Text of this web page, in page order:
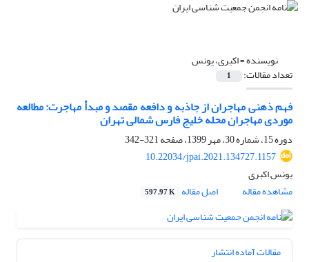
نویسنده =اکبری، یونس
تعداد مقالات: 1
فهم ذهنی مهاجران از جاذبه و دافعه مقصد و مبدأ مهاجرت: مطالعه
موردی مهاجران محله خلیج فارس شمالی تهران
دوره 15، شماره 30، مهر 1399، صفحه
321-342
10.22034/jpai.2021.134727.1157
یونس اکبری
مشاهده مقاله
اصل مقاله 597.97 K
مقالات آماده انتشار